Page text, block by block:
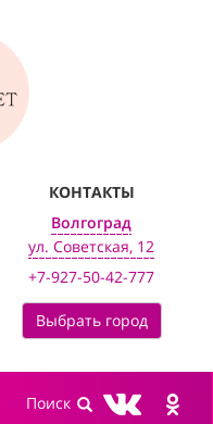
КОНТАКТЫ
Волгоград
ул. Советская, 12
+7-927-50-42-777
Выбрать город